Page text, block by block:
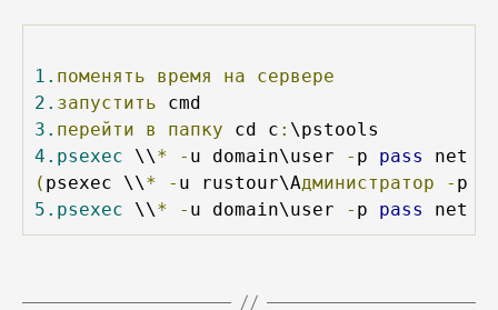
1. поменять время на
сервере
2. запустить
3. перейти в папку cd c :
4.psexec \\* - u domain\user - p pass
net
( psexec \\* - u rustour\Администратор - p
5.psexec \\* - u domain\user - p pass net